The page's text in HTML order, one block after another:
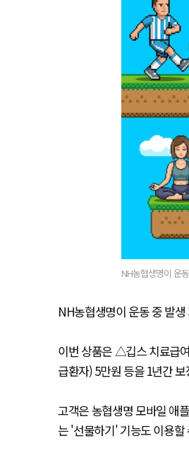
NH농협생명이 운
NH농협생명이 운동 중 발
이번 상품은 △깁스 치료급
급환자) 5만원 등을 1년간
고객은 농협생명 모바일 애
는 '선물하기' 기능도 이용할